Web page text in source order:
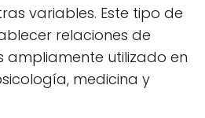
variables. Este tipo de
relaciones de
ampliamente utilizado en
medicina y